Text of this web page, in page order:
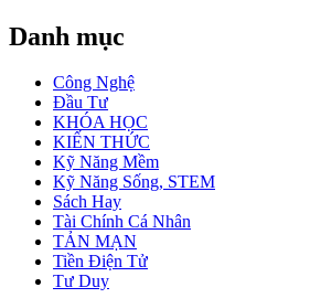
Danh mục
Công Nghệ
Đầu Tư
KHÓA HỌC
KIẾN THỨC
Kỹ Năng Mềm
Kỹ Năng Sống, STEM
Sách Hay
Tài Chính Cá Nhân
TẢN MẠN
Tiền Điện Tử
Tư Duy